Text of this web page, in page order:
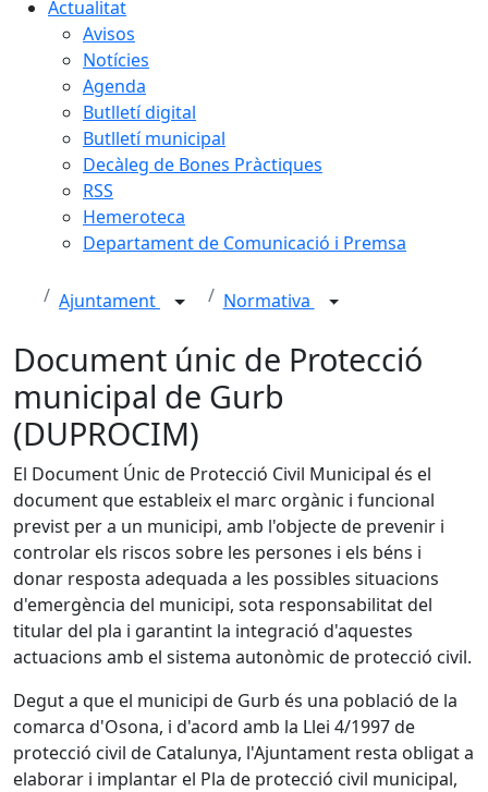
Actualitat
Avisos
Notícies
Agenda
Butlletí digital
Butlletí municipal
Decàleg de Bones Pràctiques
RSS
Hemeroteca
Departament de Comunicació i Premsa
Ajuntament Normativa
Document únic de Protecció
municipal de Gurb
(DUPROCIM)
El Document Únic de Protecció Civil Municipal és el
document que estableix el marc orgànic i funcional
previst per a un municipi, amb l'objecte de prevenir i
controlar els riscos sobre les persones i els béns i
donar resposta adequada a les possibles situacions
d'emergència del municipi, sota responsabilitat del
titular del pla i garantint la integració d'aquestes
actuacions amb el sistema autonòmic de protecció civil.
Degut a que el municipi de Gurb és una població de la
comarca d'Osona, i d'acord amb la Llei 4/1997 de
protecció civil de Catalunya, l'Ajuntament resta obligat a
elaborar i implantar el Pla de protecció civil municipal,